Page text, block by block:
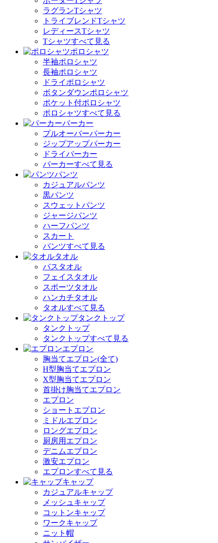
ラグランTシャツ
トライブレンドTシャツ
レディースTシャツ
Tシャツすべて見る
ポロシャツ
半袖ポロシャツ
長袖ポロシャツ
ドライポロシャツ
ボタンダウンポロシャツ
ポケット付ポロシャツ
ポロシャツすべて見る
パーカー
プルオーバーパーカー
ジップアップパーカー
ドライパーカー
パーカーすべて見る
パンツ
カジュアルパンツ
黒パンツ
スウェットパンツ
ジャージパンツ
ハーフパンツ
スカート
パンツすべて見る
タオル
バスタオル
フェイスタオル
スポーツタオル
ハンカチタオル
タオルすべて見る
タンクトップ
タンクトップ
タンクトップすべて見る
エプロン
胸当てエプロン(全て)
H型胸当てエプロン
X型胸当てエプロン
首掛け胸当てエプロン
エプロン
ショートエプロン
ミドルエプロン
ロングエプロン
厨房用エプロン
デニムエプロン
激安エプロン
エプロンすべて見る
キャップ
カジュアルキャップ
メッシュキャップ
コットンキャップ
ワークキャップ
ニット帽